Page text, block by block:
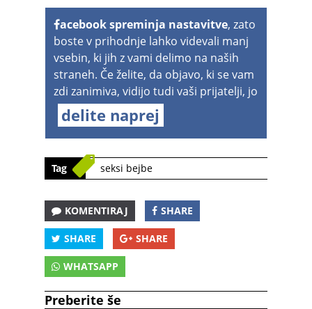
acebook spreminja nastavitve, zato
boste v prihodnje lahko videvali manj
vsebin, ki jih z vami delimo na naših
straneh. Če želite, da objavo, ki se vam
zdi zanimiva, vidijo tudi vaši prijatelji, jo
delite naprej
Tag seksi bejbe
KOMENTIRAJ SHARE
SHARE SHARE
WHATSAPP
Preberite še